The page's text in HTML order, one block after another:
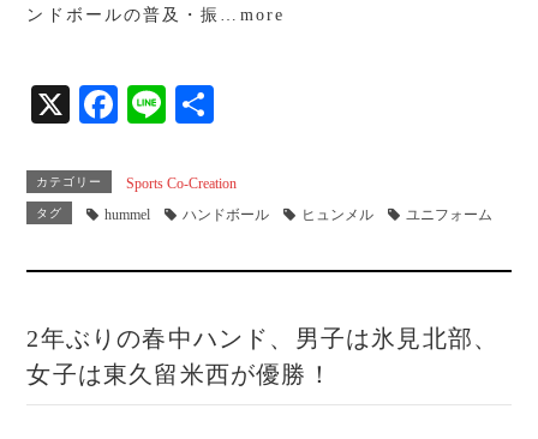
ンドボールの普及・振…more
X
Fa
bo
ok
Li
カテゴリー Sports Co-Creation
タグ hummel ハンドボール ヒュンメル ユニフォーム
2年ぶりの春中ハンド、男子は氷見北部、
女子は東久留米西が優勝！